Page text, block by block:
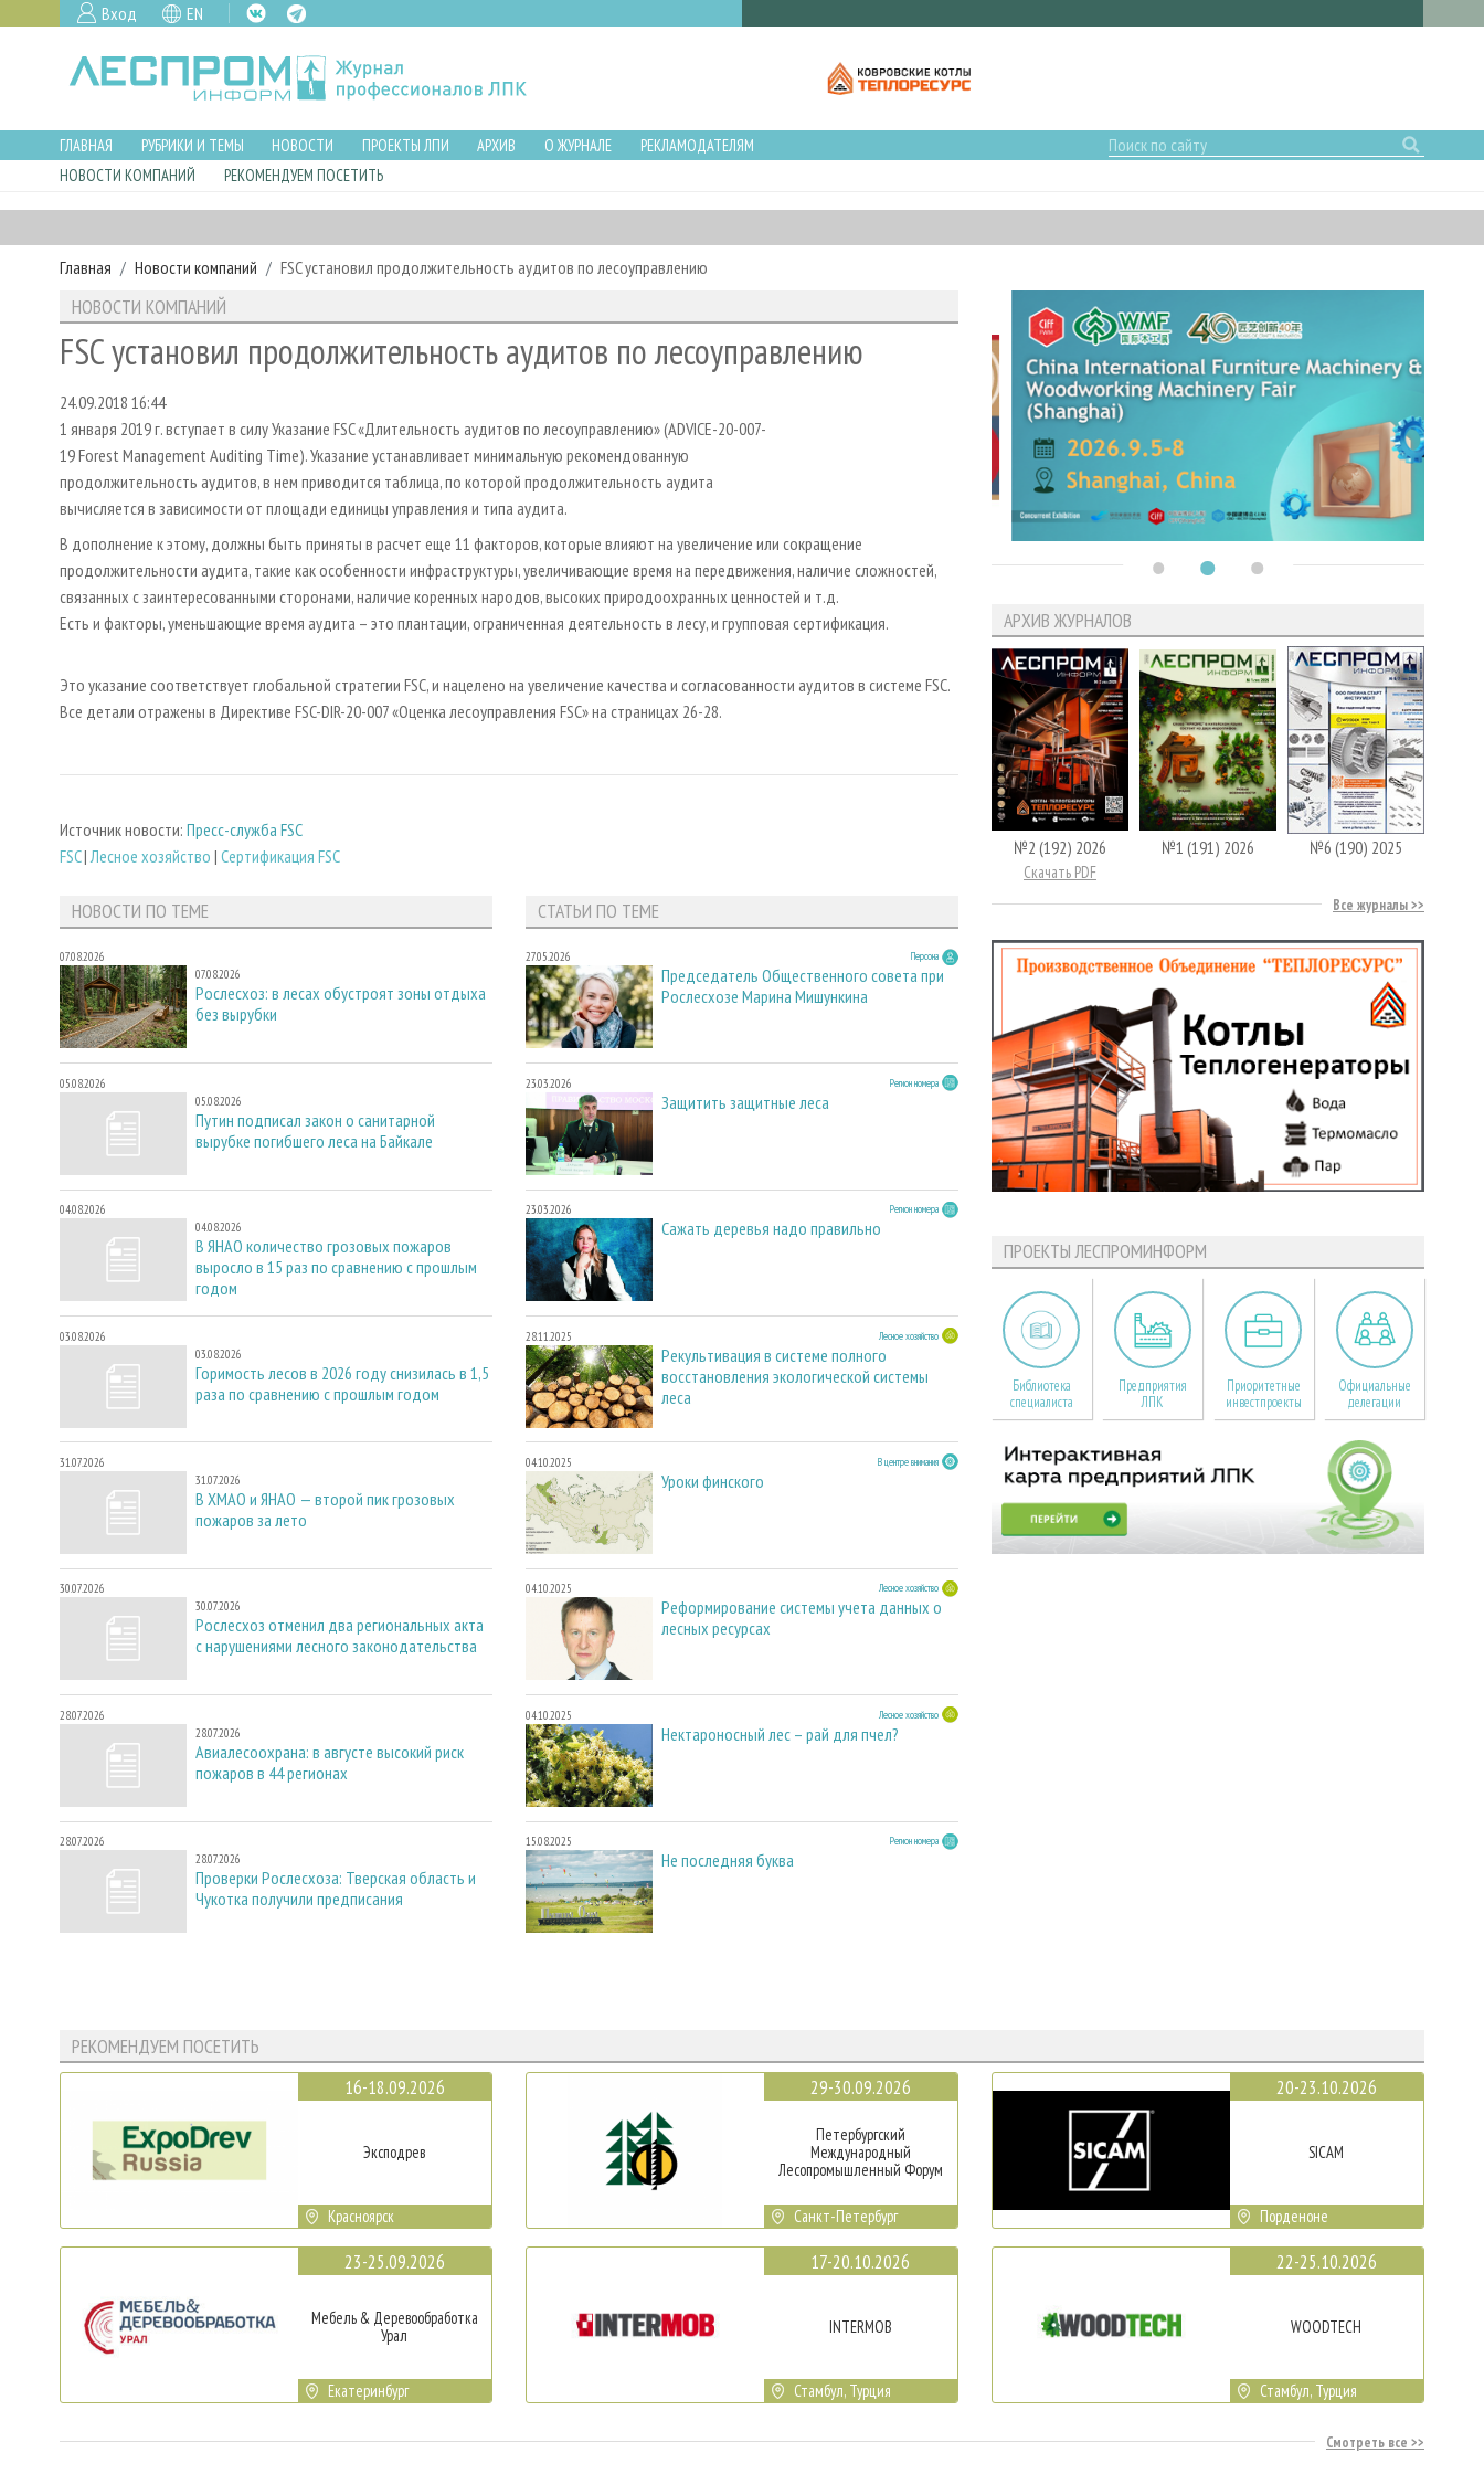
Вход EN
ГЛАВНАЯ РУБРИКИ И ТЕМЫ НОВОСТИ ПРОЕКТЫ ЛПИ АРХИВ О ЖУРНАЛЕ
РЕКЛАМОДАТЕЛЯМ
НОВОСТИ КОМПАНИЙ
РЕКОМЕНДУЕМ ПОСЕТИТЬ
Главная Новости компаний FSC установил продолжительность аудитов по лесоуправлению
НОВОСТИ КОМПАНИЙ
FSC установил продолжительность аудитов по лесоуправлению
24.09.2018 16:44
1 января 2019 г. вступает в силу Указание FSC «Длительность аудитов по лесоуправлению» (ADVICE-20-007-
19 Forest Management Auditing Time). Указание устанавливает минимальную рекомендованную
продолжительность аудитов, в нем приводится таблица, по которой продолжительность аудита
вычисляется в зависимости от площади единицы управления и типа аудита.
В дополнение к этому, должны быть приняты в расчет еще 11 факторов, которые влияют на увеличение или сокращение
продолжительности аудита, такие как особенности инфраструктуры, увеличивающие время на передвижения, наличие сложностей,
связанных с заинтересованными сторонами, наличие коренных народов, высоких природоохранных ценностей и т.д.
Есть и факторы, уменьшающие время аудита – это плантации, ограниченная деятельность в лесу, и групповая сертификация.
Это указание соответствует глобальной стратегии FSC, и нацелено на увеличение качества и согласованности аудитов в системе FSC.
Все детали отражены в Директиве FSC-DIR-20-007 «Оценка лесоуправления FSC» на страницах 26-28.
Источник новости: Пресс-служба FSC
FSC| Лесное хозяйство | Сертификация FSC
НОВОСТИ ПО ТЕМЕ
07.08.2026
07.08.2026
Рослесхоз: в лесах обустроят зоны отдыха
без вырубки
05.08.2026
05.08.2026
Путин подписал закон о санитарной
вырубке погибшего леса на Байкале
04.08.2026
04.08.2026
В ЯНАО количество грозовых пожаров
выросло в 15 раз по сравнению с прошлым
годом
03.08.2026
03.08.2026
Горимость лесов в 2026 году снизилась в 1,5
раза по сравнению с прошлым годом
31.07.2026
31.07.2026
В ХМАО и ЯНАО — второй пик грозовых
пожаров за лето
30.07.2026
30.07.2026
Рослесхоз отменил два региональных акта
с нарушениями лесного законодательства
28.07.2026
28.07.2026
Авиалесоохрана: в августе высокий риск
пожаров в 44 регионах
28.07.2026
28.07.2026
Проверки Рослесхоза: Тверская область и
Чукотка получили предписания
СТАТЬИ ПО ТЕМЕ
27.05.2026 Персона
Председатель Общественного совета при
Рослесхозе Марина Мишункина
23.03.2026 Регион номера
Защитить защитные леса
23.03.2026 Регион номера
Сажать деревья надо правильно
28.11.2025 Лесное хозяйство
Рекультивация в системе полного
восстановления экологической системы
леса
04.10.2025 В центре внимания
Уроки финского
04.10.2025 Лесное хозяйство
Реформирование системы учета данных о
лесных ресурсах
04.10.2025 Лесное хозяйство
Нектароносный лес – рай для пчел?
15.08.2025 Регион номера
Не последняя буква
АРХИВ ЖУРНАЛОВ
№2 (192) 2026
Скачать PDF
№1 (191) 2026 №6 (190) 2025
Все журналы
ПРОЕКТЫ ЛЕСПРОМИНФОРМ
Библиотека
специалиста
Предприятия
ЛПК
Приоритетные
инвестпроекты
Официальные
делегации
РЕКОМЕНДУЕМ ПОСЕТИТЬ
16-18.09.2026
Эксподрев
Красноярск
23-25.09.2026
Мебель & Деревообработка
Урал
Екатеринбург
29-30.09.2026
Петербургский
Международный
Лесопромышленный Форум
Санкт-Петербург
17-20.10.2026
INTERMOB
Стамбул, Турция
20-23.10.2026
SICAM
Порденоне
22-25.10.2026
WOODTECH
Стамбул, Турция
Смотреть все